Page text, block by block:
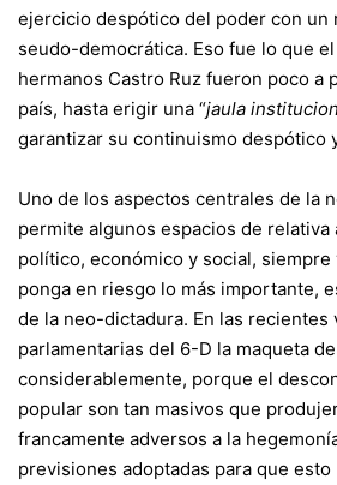
ejercicio despótico del poder con un
seudo-democrática. Eso fue lo que
hermanos Castro Ruz fueron poco a
país, hasta erigir una “jaula
garantizar su continuismo despótico
Uno de los aspectos centrales de la
permite algunos espacios de relativa
político, económico y social,
ponga en riesgo lo más importante,
de la neo-dictadura. En las recientes
parlamentarias del 6-D la maqueta
considerablemente, porque el
popular son tan masivos que
francamente adversos a la
previsiones adoptadas para que